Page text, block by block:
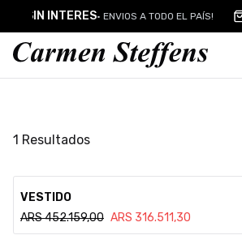
Carmen Steffens
SIN INTERES• ENVIOS A TODO EL PAÍS!
1 Resultados
VESTIDO
ARS452.159,00 ARS 316.511,30